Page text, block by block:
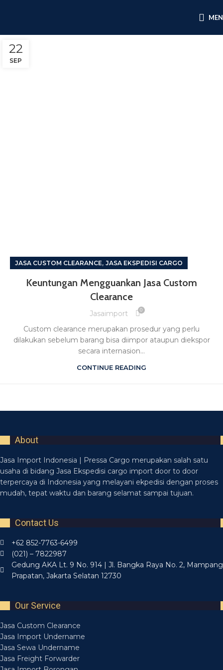
22
SEP
JASA CUSTOM CLEARANCE, JASA EKSPEDISI CARGO
Keuntungan Mengguankan Jasa Custom
Clearance
Jasaimport 0
Custom clearance merupakan prosedur yang perlu
dilakukan sebelum barang bisa diimpor ataupun diekspor
secara internasion...
CONTINUE READING
About
Jasa Import Indonesia | Pressa Cargo merupakan salah satu
usaha di bidang Jasa Ekspedisi cargo import door to door
terpercaya di Indonesia yang melayani ekpedisi dengan proses
mudah, tepat waktu dan barang selamat sampai tujuan.
Contact Us
+62 852-7763-6499
(021) – 7822987
Gedung AKA Lt. 9 No. 914 | Jl. Bangka Raya No. 2, Mampang
Prapatan, Jakarta Selatan 12730
Our Service
Jasa Custom Clearance
Jasa Import Undername
Jasa Sewa Undername
Jasa Freight Forwarder